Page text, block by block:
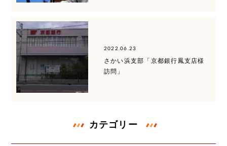
2022.06.23
さかい浜支部「京都銀行鳳支店様
訪問」
カテゴリー